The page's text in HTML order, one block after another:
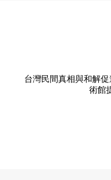
台灣民間真相與和解
術館